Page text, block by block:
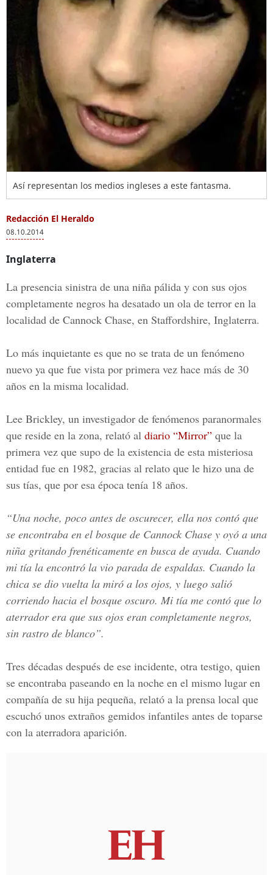
Así representan los medios ingleses a este fantasma.
Redacción El Heraldo
08.10.2014
Inglaterra
La presencia sinistra de una niña pálida y con sus ojos
completamente negros ha desatado un ola de terror en la
localidad de Cannock Chase, en Staffordshire, Inglaterra.
Lo más inquietante es que no se trata de un fenómeno
nuevo ya que fue vista por primera vez hace más de 30
años en la misma localidad.
Lee Brickley, un investigador de fenómenos paranormales
que reside en la zona, relató al diario “Mirror” que la
primera vez que supo de la existencia de esta misteriosa
entidad fue en 1982, gracias al relato que le hizo una de
sus tías, que por esa época tenía 18 años.
“Una noche, poco antes de oscurecer, ella nos contó que
se encontraba en el bosque de Cannock Chase y oyó a una
niña gritando frenéticamente en busca de ayuda. Cuando
mi tía la encontró la vio parada de espaldas. Cuando la
chica se dio vuelta la miró a los ojos, y luego salió
corriendo hacia el bosque oscuro. Mi tía me contó que lo
aterrador era que sus ojos eran completamente negros,
sin rastro de blanco”.
Tres décadas después de ese incidente, otra testigo, quien
se encontraba paseando en la noche en el mismo lugar en
compañía de su hija pequeña, relató a la prensa local que
escuchó unos extraños gemidos infantiles antes de toparse
con la aterradora aparición.